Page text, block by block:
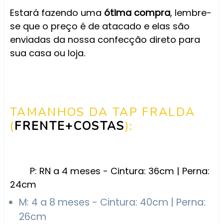
Estará fazendo uma ótima compra, lembre-
se que o preço é de atacado e elas são
enviadas da nossa confecção direto para
sua casa ou loja.
TAMANHOS DA TAP FRALDA
(FRENTE+COSTAS):
P: RN a 4 meses - Cintura: 36cm | Perna:
24cm
M: 4 a 8 meses - Cintura: 40cm | Perna:
26cm